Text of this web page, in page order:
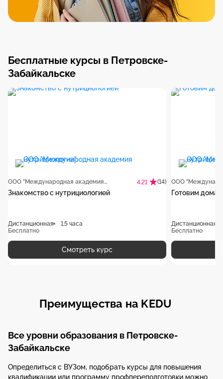
Бесплатные курсы в Петровске-
Забайкальске
ООО "Международная академия нутрициологии" 4.21 (14)
Знакомство с нутрициологией
Дистанционная
1.5 часа
Бесплатно
Смотреть курс
Готовим дома
Дистанционная
Бесплатно
Преимущества на KEDU
Все уровни образования в Петровске-
Забайкальске
Определиться с ВУЗом, подобрать курсы для повышения
квалификации или программу профпереподготовки можно